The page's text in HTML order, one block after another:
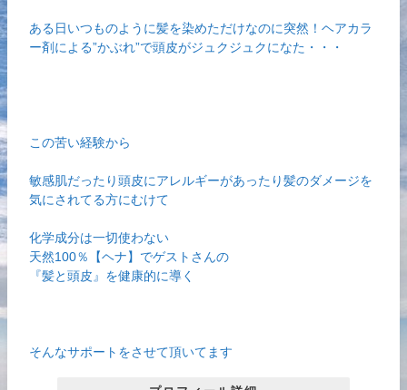
ある日いつものように髪を染めただけなのに突然！ヘアカラ
ー剤による”かぶれ”で頭皮がジュクジュクになた・・・
この苦い経験から
敏感肌だったり頭皮にアレルギーがあったり髪のダメージを
気にされてる方にむけて
化学成分は一切使わない
天然100％【ヘナ】でゲストさんの
『髪と頭皮』を健康的に導く
そんなサポートをさせて頂いてます